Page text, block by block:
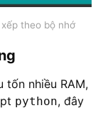
theo bộ nhớ
tốn nhiều RAM,
python, đây